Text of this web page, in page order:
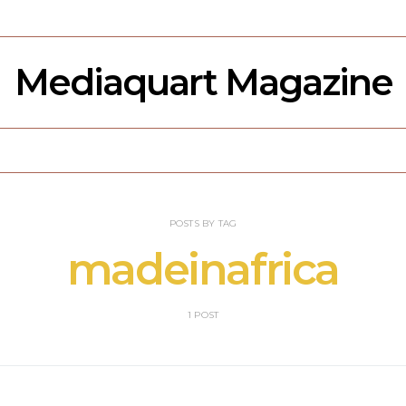
Mediaquart Magazine
POSTS BY TAG
madeinafrica
1 POST